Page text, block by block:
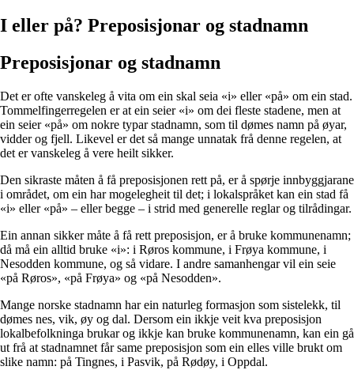
I eller på? Preposisjonar og stadnamn
Preposisjonar og stadnamn
Det er ofte vanskeleg å vita om ein skal seia «i» eller «på» om ein stad.
Tommelfingerregelen er at ein seier «i» om dei fleste stadene, men at
ein seier «på» om nokre typar stadnamn, som til dømes namn på øyar,
vidder og fjell. Likevel er det så mange unnatak frå denne regelen, at
det er vanskeleg å vere heilt sikker.
Den sikraste måten å få preposisjonen rett på, er å spørje innbyggjarane
i området, om ein har mogelegheit til det; i lokalspråket kan ein stad få
«i» eller «på» – eller begge – i strid med generelle reglar og tilrådingar.
Ein annan sikker måte å få rett preposisjon, er å bruke kommunenamn;
då må ein alltid bruke «i»: i Røros kommune, i Frøya kommune, i
Nesodden kommune, og så vidare. I andre samanhengar vil ein seie
«på Røros», «på Frøya» og «på Nesodden».
Mange norske stadnamn har ein naturleg formasjon som sistelekk, til
dømes nes, vik, øy og dal. Dersom ein ikkje veit kva preposisjon
lokalbefolkninga brukar og ikkje kan bruke kommunenamn, kan ein gå
ut frå at stadnamnet får same preposisjon som ein elles ville brukt om
slike namn: på Tingnes, i Pasvik, på Rødøy, i Oppdal.